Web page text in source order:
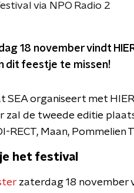
via NPO Radio 2
18 november vindt
dit feestje te missen!
SEA organiseert met
zal de tweede editie
RECT, Maan, Pommelien
het festival
zaterdag 18 november